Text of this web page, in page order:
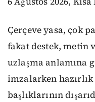
Çerçeve yasa, çok
fakat destek, metin
uzlaşma anlamına
imzalarken
başlıklarının